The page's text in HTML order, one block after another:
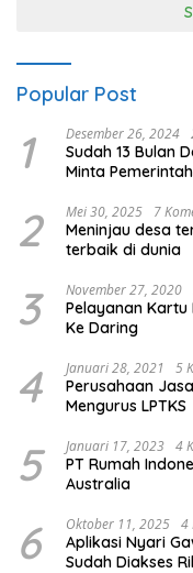
Popular Post
1 Desember 26, 2024
Sudah 13 Bulan
Minta
2 Mei 30, 2025 7
Meninjau desa
terbaik di dunia
3 November 27, 2020
Pelayanan Kartu
Ke Daring
4 Januari 28, 2021 5
Perusahaan
Mengurus LPTKS
5 Januari 17, 2023 4
PT Rumah
Australia
6 Oktober 11, 2025 4
Aplikasi Nyari
Sudah Diakses